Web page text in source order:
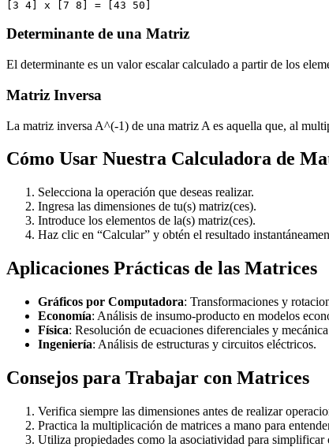
Determinante de una Matriz
El determinante es un valor escalar calculado a partir de los
Matriz Inversa
La matriz inversa A^(-1) de una matriz A es aquella que, al
Cómo Usar Nuestra Calculadora de
Selecciona la operación que deseas realizar.
Ingresa las dimensiones de tu(s) matriz(ces).
Introduce los elementos de la(s) matriz(ces).
Haz clic en “Calcular” y obtén el resultado
Aplicaciones Prácticas de las Matrices
Gráficos por Computadora: Transformaciones y
Economía: Análisis de insumo-producto en modelos
Física: Resolución de ecuaciones diferenciales y
Ingeniería: Análisis de estructuras y circuitos eléctricos.
Consejos para Trabajar con Matrices
Verifica siempre las dimensiones antes de realizar
Practica la multiplicación de matrices a mano para
Utiliza propiedades como la asociatividad para simplificar